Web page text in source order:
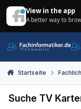
View in the app
A better way to
Startseite
Suche TV